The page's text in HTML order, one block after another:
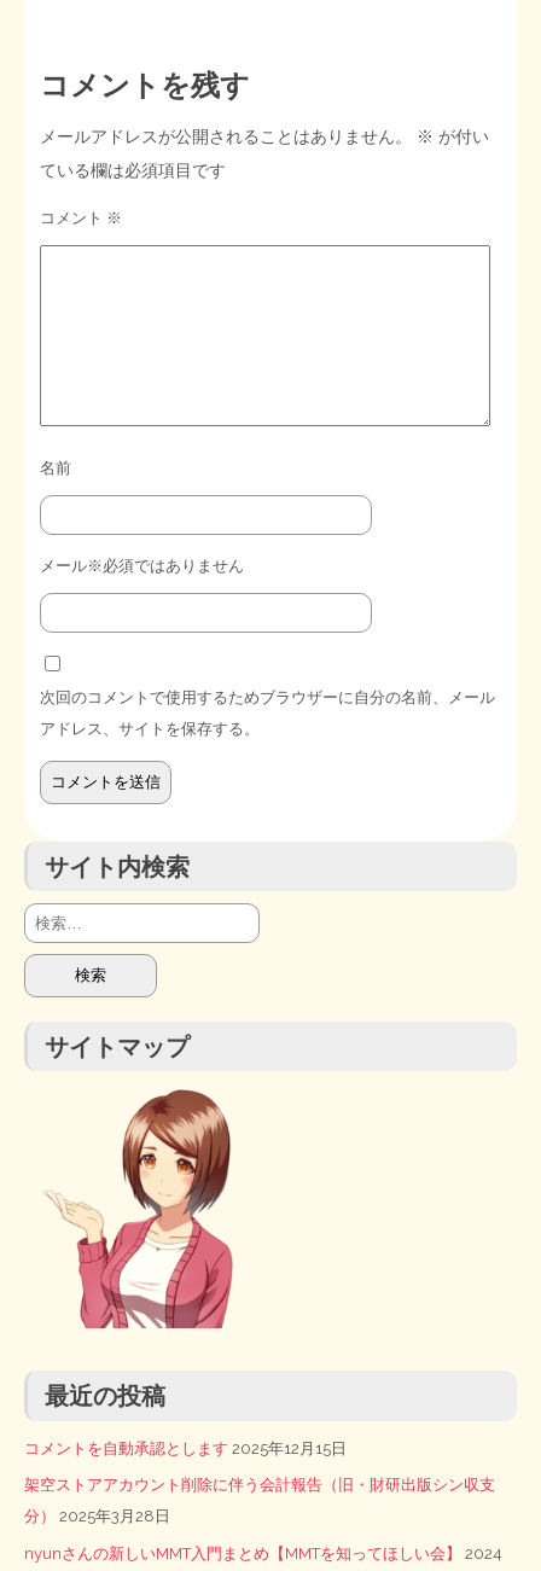
コメントを残す
メールアドレスが公開されることはありません。 ※ が付い
ている欄は必須項目です
コメント ※
名前
メール※必須ではありません
次回のコメントで使用するためブラウザーに自分の名前、メール
アドレス、サイトを保存する。
サイト内検索
検
索:
サイトマップ
最近の投稿
コメントを自動承認とします 2025年12月15日
架空ストアアカウント削除に伴う会計報告（旧・財研出版シン収支
分）
2025年3月28日
nyunさんの新しいMMT入門まとめ【MMTを知ってほしい会】 2024